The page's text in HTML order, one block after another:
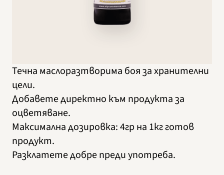
Течна маслоразтворима боя за хранителни
цели.
Добавете директно към продукта за
оцветяване.
Максимална дозировка: 4гр на 1кг готов
продукт.
Разклатете добре преди употреба.